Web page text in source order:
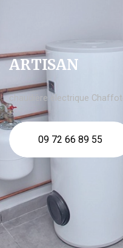
ARTISAN
chaudière électrique
09 72 66 89 55